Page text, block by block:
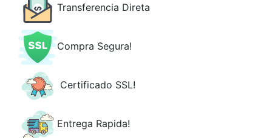
Transferencia Direta
Compra Segura!
Certificado SSL!
Entrega Rapida!